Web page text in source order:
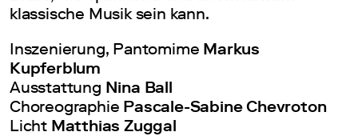
klassische Musik sein kann.
Inszenierung, Pantomime Markus
Kupferblum
Ausstattung Nina Ball
Choreographie Pascale-Sabine Chevroton
Licht Matthias Zuggal